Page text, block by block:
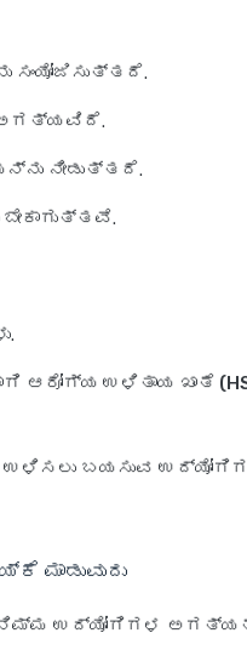
ಸಂಯೋಜಿಸುತ್ತದೆ.
ಅಗತ್ಯವಿದೆ.
ನೀಡುತ್ತದೆ.
.
.
ಆರೋಗ್ಯ ಉಳಿತಾಯ ಖಾತೆ
ಉಳಿಸಲು ಬಯಸುವ
ಮಾಡುವುದು
ನಿಮ್ಮ ಉದ್ಯೋಗಿಗಳ